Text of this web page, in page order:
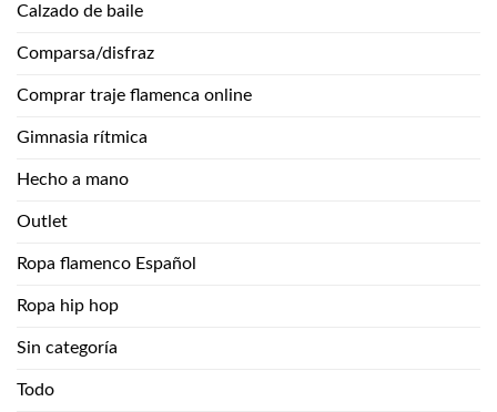
Calzado de baile
Comparsa/disfraz
Comprar traje flamenca online
Gimnasia rítmica
Hecho a mano
Outlet
Ropa flamenco Español
Ropa hip hop
Sin categoría
Todo